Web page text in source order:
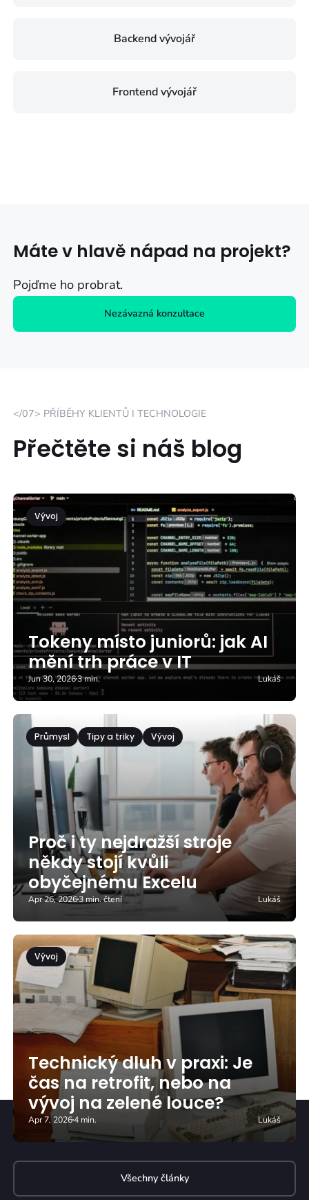
Backend vývojář
Frontend vývojář
Máte v hlavě nápad na projekt?
Pojďme ho probrat.
Nezávazná konzultace
</07> PŘÍBĚHY KLIENTŮ I TECHNOLOGIE
Přečtěte si náš blog
Vývoj
Tokeny místo juniorů: jak AI
mění trh práce v IT
Jun 30, 20263 min. Lukáš
Průmysl Tipy a triky Vývoj
Proč i ty nejdražší stroje
někdy stojí kvůli
obyčejnému Excelu
Apr 26, 20263 min. čtení Lukáš
Vývoj
Technický dluh v praxi: Je
čas na retrofit, nebo na
vývoj na zelené louce?
Apr 7, 20264 min. Lukáš
Všechny články